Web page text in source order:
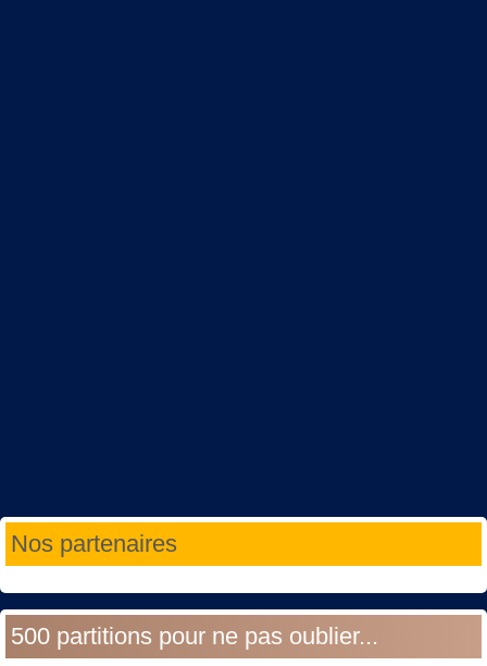
Nos partenaires
500 partitions pour ne pas oublier...
Année
précédente
Mois
précédent
Année
suivante
Mois
suivant